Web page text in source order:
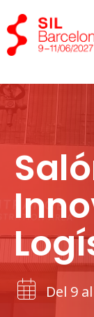
Del 9